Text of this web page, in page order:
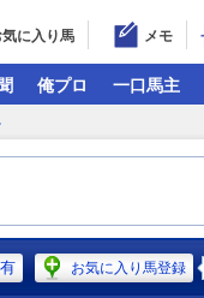
に入り馬 メモ
俺プロ 一口馬主
お気に入り馬登録